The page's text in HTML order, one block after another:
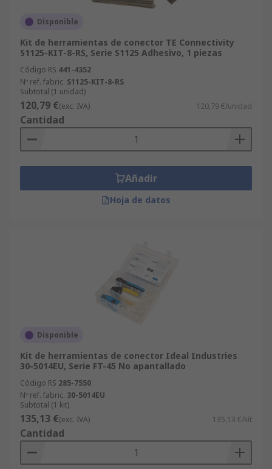
Disponible
Kit de herramientas de conector TE Connectivity
S1125-KIT-8-RS, Serie S1125 Adhesivo, 1 piezas
Código RS 441-4352
Nº ref. fabric. S1125-KIT-8-RS
Subtotal (1 unidad)
120,79 €(exc. IVA) 120,79 €/unidad
Cantidad
Añadir
Hoja de datos
Disponible
Kit de herramientas de conector Ideal Industries
30-5014EU, Serie FT-45 No apantallado
Código RS 285-7550
Nº ref. fabric. 30-5014EU
Subtotal (1 kit)
135,13 €(exc. IVA) 135,13 €/kit
Cantidad